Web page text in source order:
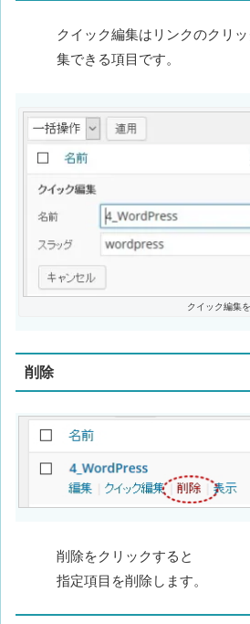
クイック編集はリンクのクリ
集できる項目です。
クイック編集
削除
削除をクリックすると
指定項目を削除します。